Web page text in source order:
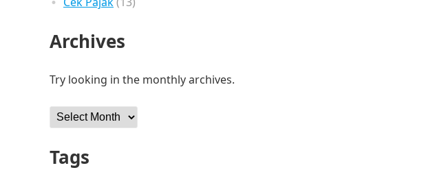
Archives
Try looking in the monthly archives.
Archives
Tags